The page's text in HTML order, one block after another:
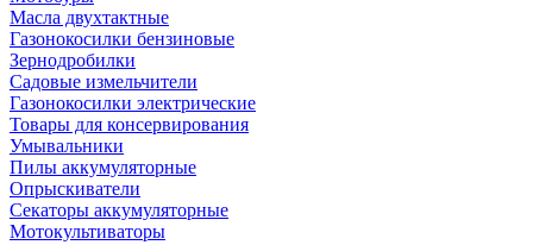
Масла двухтактные
Газонокосилки бензиновые
Зернодробилки
Садовые измельчители
Газонокосилки электрические
Товары для консервирования
Умывальники
Пилы аккумуляторные
Опрыскиватели
Секаторы аккумуляторные
Мотокультиваторы